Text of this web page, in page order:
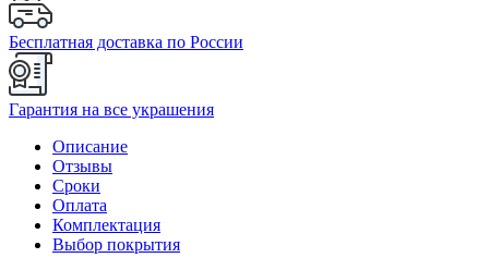
Бесплатная доставка по России
Гарантия на все украшения
Описание
Отзывы
Сроки
Оплата
Комплектация
Выбор покрытия